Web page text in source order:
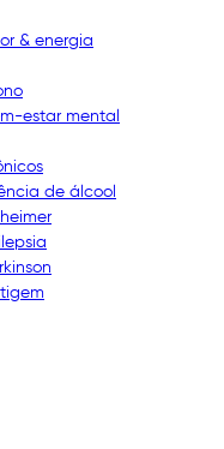
& energia
estar mental
de álcool